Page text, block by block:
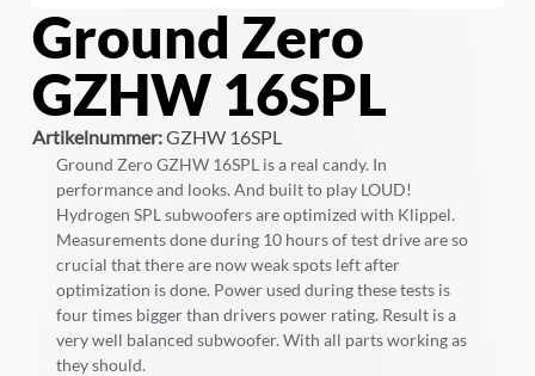
Ground Zero
GZHW 16SPL
Artikelnummer:GZHW 16SPL
Ground Zero GZHW 16SPL is a real candy. In
performance and looks. And built to play LOUD!
Hydrogen SPL subwoofers are optimized with Klippel.
Measurements done during 10 hours of test drive are so
crucial that there are now weak spots left after
optimization is done. Power used during these tests is
four times bigger than drivers power rating. Result is a
very well balanced subwoofer. With all parts working as
they should.